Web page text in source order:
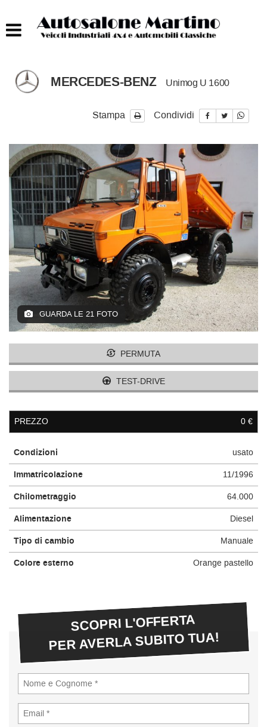
AUTOCARRI OLTRE 75T
IMBARCAZIONI
ACQUISTIAMO USATO
ASSISTENZA
CONTATTI
MERCEDES-BENZ Unimog U 1600
Stampa Condividi
GUARDA LE 21 FOTO
PERMUTA
TEST-DRIVE
PREZZO 0 €
Condizioni usato
Immatricolazione 11/1996
Chilometraggio 64.000
Alimentazione Diesel
Tipo di cambio Manuale
Colore esterno Orange pastello
SCOPRI L'OFFERTA
PER AVERLA SUBITO TUA!